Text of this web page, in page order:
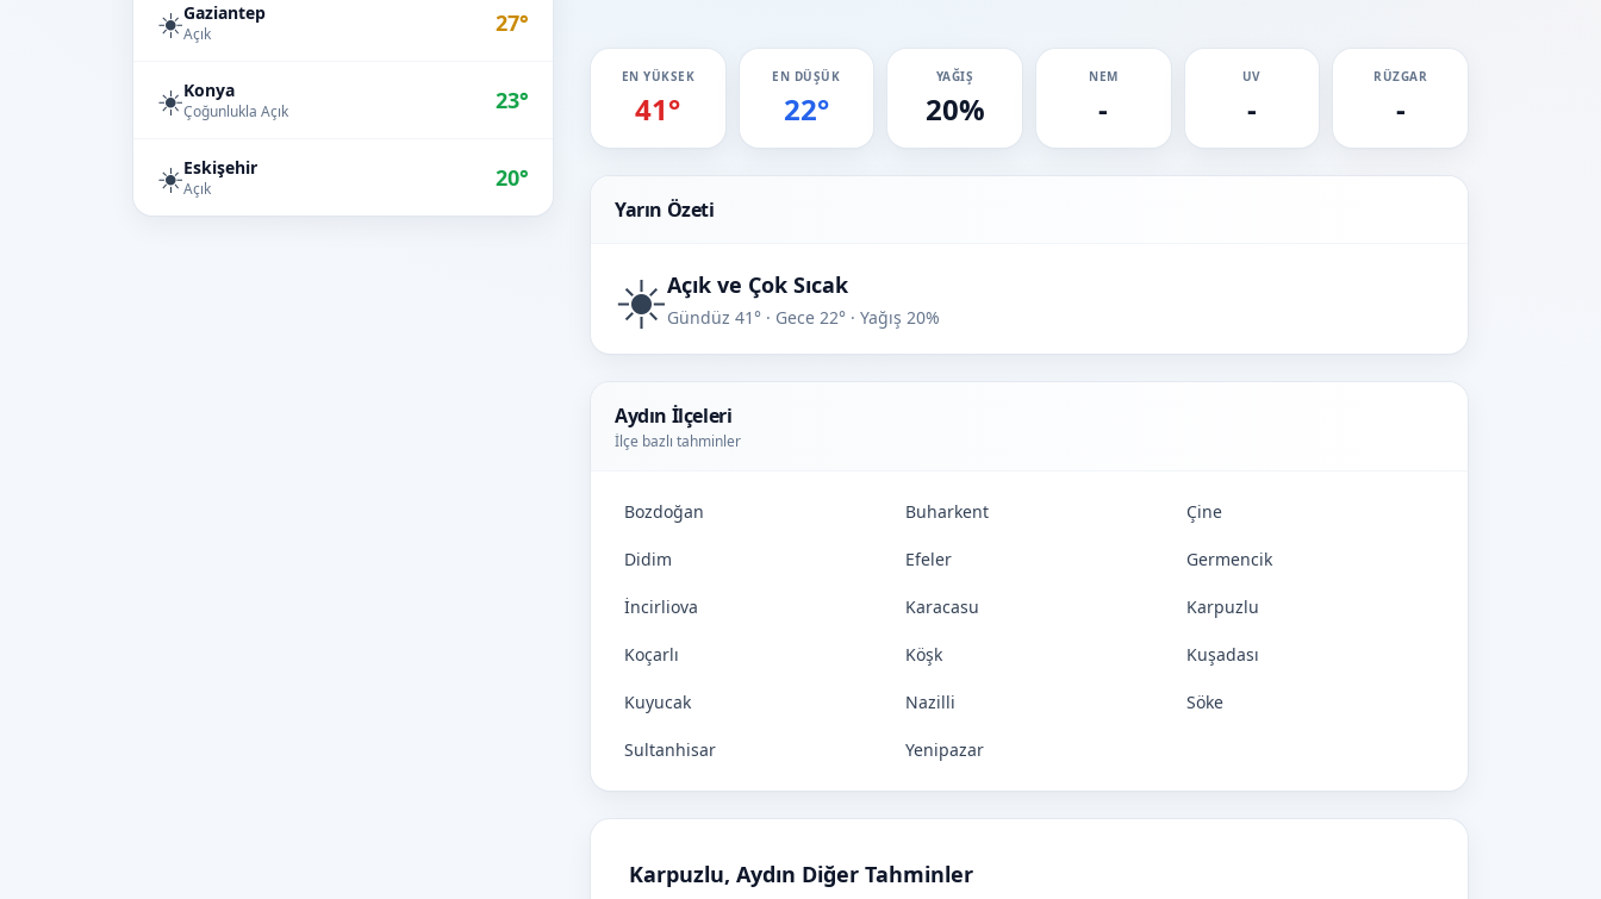
☀️Gaziantep
Açık 27°
☀️Konya
Çoğunlukla Açık 23°
☀️Eskişehir
Açık 20°
EN YÜKSEK
41°
EN DÜŞÜK
22°
YAĞIŞ
20%
NEM
-
UV
-
RÜZGAR
-
Yarın Özeti
☀️Açık ve Çok Sıcak
Gündüz 41° · Gece 22° · Yağış 20%
Aydın İlçeleri
İlçe bazlı tahminler
Bozdoğan Buharkent Çine
Didim Efeler Germencik
İncirliova Karacasu Karpuzlu
Koçarlı Köşk Kuşadası
Kuyucak Nazilli Söke
Sultanhisar Yenipazar
Karpuzlu, Aydın Diğer Tahminler